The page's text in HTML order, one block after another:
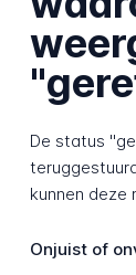
De status
kunnen deze
Onjuist of